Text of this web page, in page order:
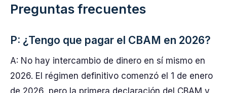
Preguntas frecuentes
P: ¿Tengo que pagar el CBAM en 2026?
A: No hay intercambio de dinero en sí mismo en
2026. El régimen definitivo comenzó el 1 de enero
de 2026, pero la primera declaración del CBAM y